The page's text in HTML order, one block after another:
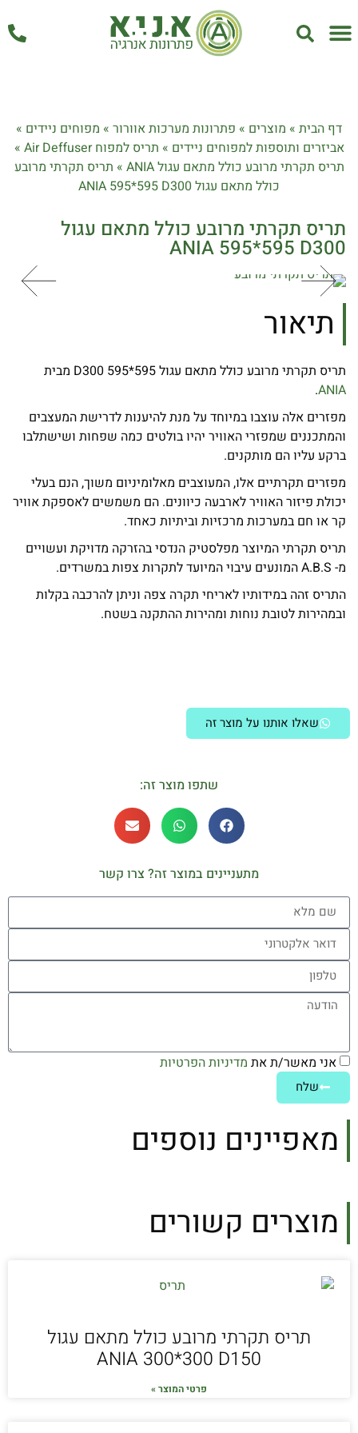
דף הבית » מוצרים » פתרונות מערכות אוורור » מפוחים ניידים »
אביזרים ותוספות למפוחים ניידים » תריס למפוח Air Deffuser
»
תריס תקרתי מרובע כולל מתאם עגול ANIA
» תריס תקרתי מרובע
כולל מתאם עגול ANIA 595*595 D300
תריס תקרתי מרובע כולל מתאם עגול
ANIA 595*595 D300
תיאור
תריס תקרתי מרובע כולל מתאם עגול 595*595 D300 מבית
ANIA
.
מפזרים אלה עוצבו במיוחד על מנת להיענות לדרישת המעצבים
והמתכננים שמפזרי האוויר יהיו בולטים כמה שפחות ושישתלבו
ברקע עליו הם מותקנים.
מפזרים תקרתיים אלו, המעוצבים מאלומיניום משוך, הנם בעלי
יכולת פיזור האוויר לארבעה כיוונים. הם משמשים לאספקת אוויר
קר או חם במערכות מרכזיות וביתיות כאחד.
תריס תקרתי המיוצר מפלסטיק הנדסי בהזרקה מדויקת ועשויים
מ- A.B.S המונעים עיבוי המיועד לתקרות צפות במשרדים.
התריס זהה במידותיו לאריחי תקרה צפה וניתן להרכבה בקלות
ובמהירות לטובת נוחות ומהירות ההתקנה בשטח.
שאלו אותנו על מוצר זה
שתפו מוצר זה:
מתעניינים במוצר זה? צרו קשר
אני מאשר/ת את מדיניות הפרטיות
שלח
מאפיינים נוספים
מוצרים קשורים
תריס תקרתי מרובע כולל מתאם עגול
ANIA 300*300 D150
פרטי המוצר »